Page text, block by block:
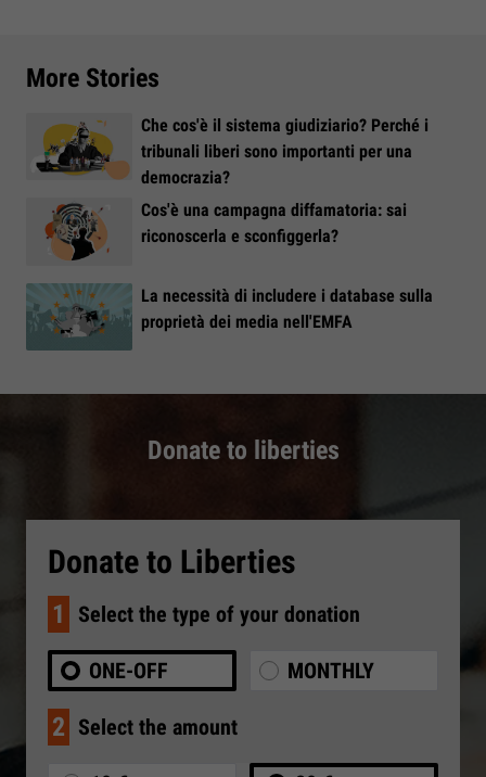
More Stories
Che cos'è il sistema giudiziario? Perché i
tribunali liberi sono importanti per una
democrazia?
Cos'è una campagna diffamatoria: sai
riconoscerla e sconfiggerla?
La necessità di includere i database sulla
proprietà dei media nell'EMFA
Donate to liberties
Donate to Liberties
1 Select the type of your donation
ONE-OFF MONTHLY
2 Select the amount